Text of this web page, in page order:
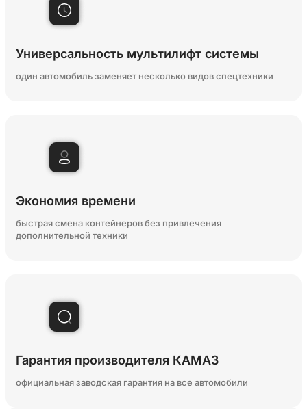
Универсальность мультилифт системы
один автомобиль заменяет несколько видов спецтехники
Экономия времени
быстрая смена контейнеров без привлечения
дополнительной техники
Гарантия производителя КАМАЗ
официальная заводская гарантия на все автомобили